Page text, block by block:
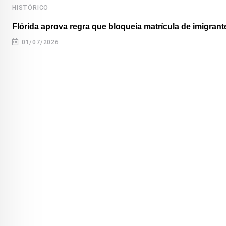
HISTÓRICO
Flórida aprova regra que bloqueia matrícula de
01/07/2026